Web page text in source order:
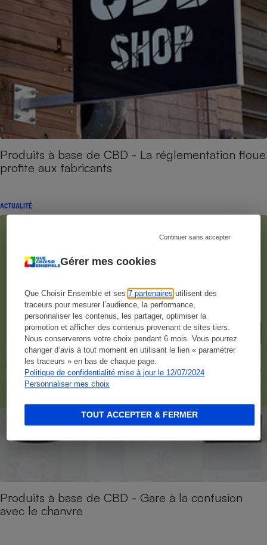
Gérer mes cookies
Que Choisir Ensemble et ses7 partenaires utilisent des
traceurs pour mesurer l’audience, la performance,
personnaliser les contenus, les partager, optimiser la
promotion et afficher des contenus provenant de sites tiers.
Nous conserverons votre choix pendant 6 mois. Vous pourrez
changer d’avis à tout moment en utilisant le lien « paramétrer
les traceurs » en bas de chaque page.
Politique de confidentialité mise à jour le 12/07/2024
Personnaliser mes choix
Continuer sans accepter
TOUT ACCEPTER & FERMER
Produits à base de CBD - La réglementation floue
profite aux fabricants
ACTUALITÉ
Produits à base de CBD - Gare à la confusion
avec le chanvre